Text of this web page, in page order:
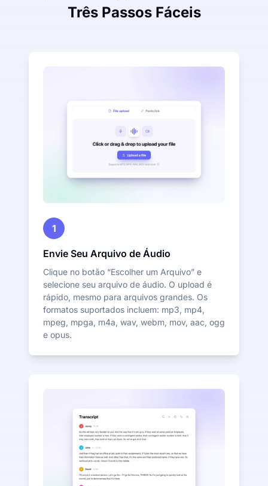
Três Passos Fáceis
1
Envie Seu Arquivo de Áudio
Clique no botão “Escolher um Arquivo” e
selecione seu arquivo de áudio. O upload é
rápido, mesmo para arquivos grandes. Os
formatos suportados incluem: mp3, mp4,
mpeg, mpga, m4a, wav, webm, mov, aac, ogg
e opus.